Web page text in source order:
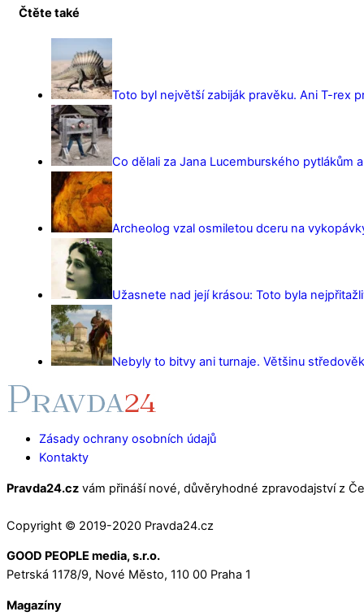
Čtěte také
Toto byl největší zabiják pravěku. Ani T-rex
Co dělali za Jana Lucemburského pytlákům
Archeolog vzal osmiletou dceru na
Užasnete nad její krásou: Toto byla
Nebyly to bitvy ani turnaje. Většinu
Zásady ochrany osobních údajů
Kontakty
Pravda24.cz vám přináší nové, důvěryhodné zpravodajství z
Copyright © 2019-2020 Pravda24.cz
GOOD PEOPLE media, s.r.o.
Petrská 1178/9, Nové Město, 110 00 Praha 1
Magazíny